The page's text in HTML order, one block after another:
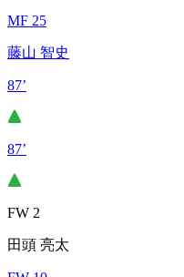
MF 25
藤山 智史
87’
87’
FW 2
田頭 亮太